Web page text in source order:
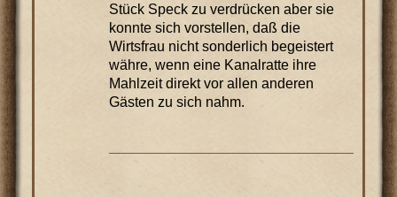
Stück Speck zu verdrücken aber sie
konnte sich vorstellen, daß die
Wirtsfrau nicht sonderlich begeistert
währe, wenn eine Kanalratte ihre
Mahlzeit direkt vor allen anderen
Gästen zu sich nahm.